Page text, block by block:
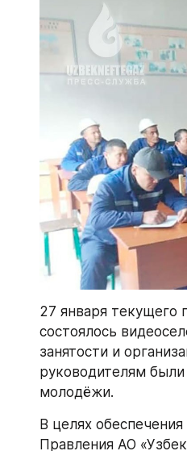
27 января текущего
состоялось
занятости и
руководителям
молодёжи.
В целях
Правления АО